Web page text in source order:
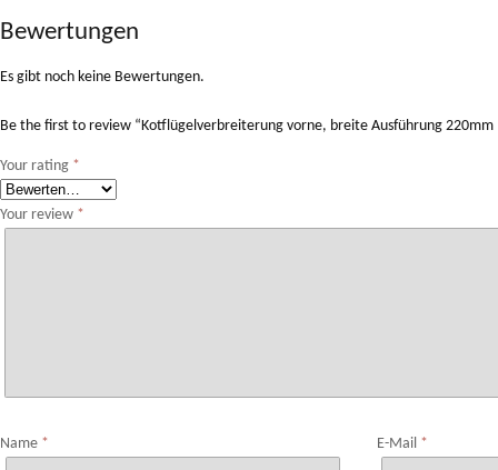
Bewertungen
Es gibt noch keine Bewertungen.
Be the first to review “Kotflügelverbreiterung vorne, breite Ausführung 220mm
Your rating *
Your review *
Name * E-Mail *